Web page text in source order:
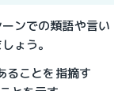
ンでの類語や言い
ょう。
ることを指摘す